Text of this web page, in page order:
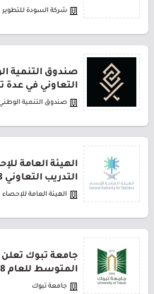
شركة السودة للتطوير
صندوق التنمية
التعاوني في
صندوق التنمية
الهيئة العامة
التدريب التعاوني 1448هـ
الهيئة العامة للإحصاء
جامعة تبوك تعلن
المتوسط للعام 1448هـ
جامعة تبوك